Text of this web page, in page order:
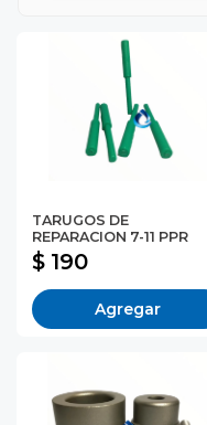
TARUGOS DE
REPARACION 7-11 PPR
$ 190
Agregar